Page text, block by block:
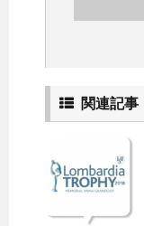
関連記事